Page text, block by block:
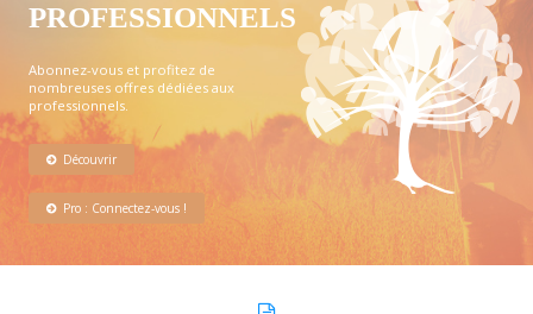
PROFESSIONNELS
Abonnez-vous et profitez de
nombreuses offres dédiées aux
professionnels.
Découvrir
Pro : Connectez-vous !